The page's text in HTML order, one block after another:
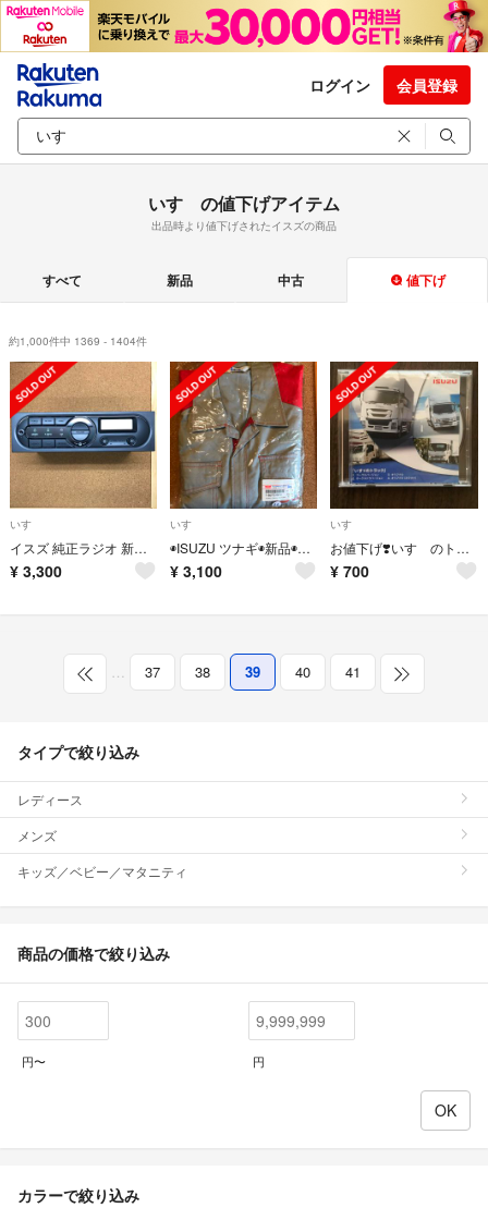
ログイン 会員登録
いすゞの値下げアイテム
出品時より値下げされたイスズの商品
すべて 新品 中古 値下げ
約1,000件中 1369 - 1404件
いすゞ
イスズ 純正ラジオ 新車外し
¥ 3,300
いすゞ
◉ISUZU ツナギ◉新品◉LLサイズ◉
¥ 3,100
いすゞ
お値下げ❣️いすゞのトラック CD ★
¥ 700
… 37 38 39 40 41
タイプで絞り込み
レディース
メンズ
キッズ／ベビー／マタニティ
商品の価格で絞り込み
円〜 円
カラーで絞り込み